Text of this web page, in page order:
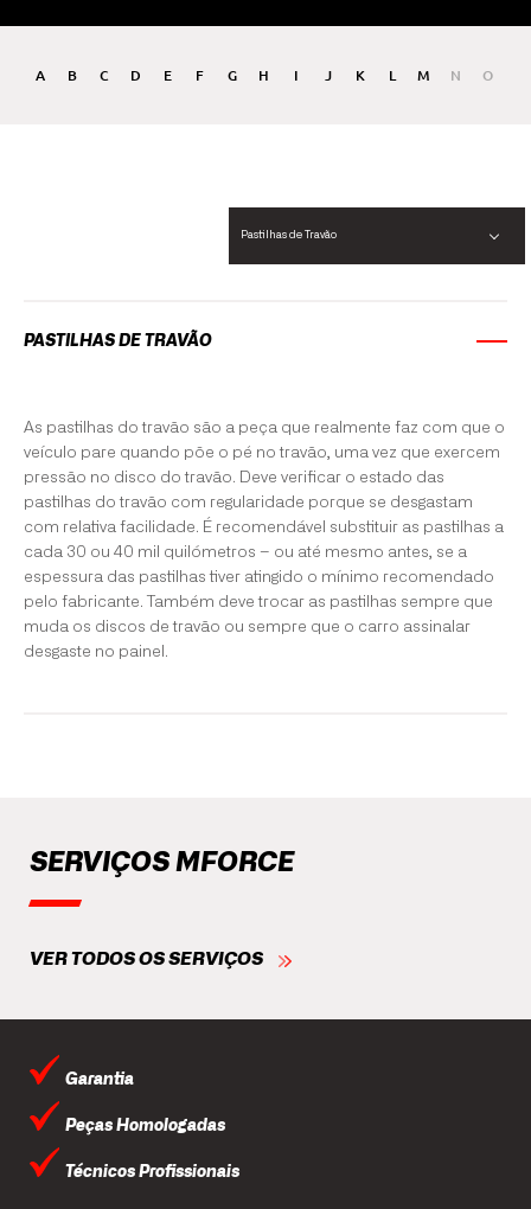
A B C D E F G H I J K L M N O
Pastilhas de Travão
PASTILHAS DE TRAVÃO
As pastilhas do travão são a peça que realmente faz com que o
veículo pare quando põe o pé no travão, uma vez que exercem
pressão no disco do travão. Deve verificar o estado das
pastilhas do travão com regularidade porque se desgastam
com relativa facilidade. É recomendável substituir as pastilhas a
cada 30 ou 40 mil quilómetros – ou até mesmo antes, se a
espessura das pastilhas tiver atingido o mínimo recomendado
pelo fabricante. Também deve trocar as pastilhas sempre que
muda os discos de travão ou sempre que o carro assinalar
desgaste no painel.
SERVIÇOS MFORCE
VER TODOS OS SERVIÇOS
Garantia
Peças Homologadas
Técnicos Profissionais